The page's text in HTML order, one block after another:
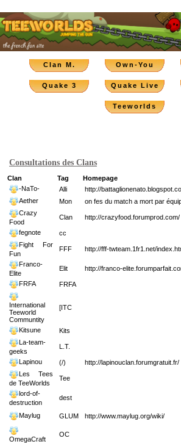
Clan M. Own-You
Quake 3 Quake Live
Teeworlds
Consultations des Clans
Clan Tag Homepage
-NaTo-
Alli
http://
Aether
Mon on fes du match a mort par
Crazy
Food
Clan http://crazyfood.forumprod.com/
fegnote
cc
Fight For
Fun
FFF http://fff-twteam.1fr1.net/
Franco-
Elite
Elit http://franco-
FRFA FRFA
International
Teeworld
Communtity
[ITC
Kitsune
Kits
La-team-
geeks
L.T.
Lapinou (/)
http://lapinouclan.forumgratuit.fr/
Les Tees
de TeeWorlds
Tee
lord-of-
destruction
dest
Maylug GLUM http://www.maylug.org/wiki/
OmegaCraft
OC